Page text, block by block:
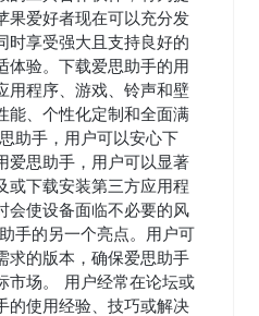
果爱好者现在可以充分发
时享受强大且支持良好的
体验。下载爱思助手的用
用程序、游戏、铃声和壁
能、个性化定制和全面满
助手，用户可以安心下
爱思助手，用户可以显著
或下载安装第三方应用程
会使设备面临不必要的风
手的另一个亮点。用户可
求的版本，确保爱思助手
市场。 用户经常在论坛或
的使用经验、技巧或解决